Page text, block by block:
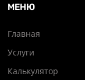
МЕНЮ
Главная
Услуги
Калькулятор